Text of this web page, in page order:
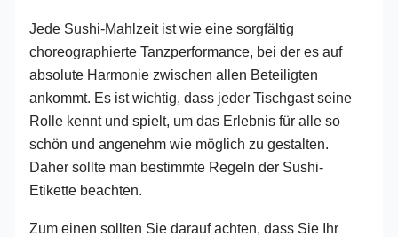
Jede Sushi-Mahlzeit ist wie eine sorgfältig
choreographierte Tanzperformance, bei der es auf
absolute Harmonie zwischen allen Beteiligten
ankommt. Es ist wichtig, dass jeder Tischgast seine
Rolle kennt und spielt, um das Erlebnis für alle so
schön und angenehm wie möglich zu gestalten.
Daher sollte man bestimmte Regeln der Sushi-
Etikette beachten.
Zum einen sollten Sie darauf achten, dass Sie Ihr